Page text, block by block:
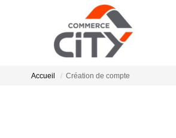
Accueil Création de compte